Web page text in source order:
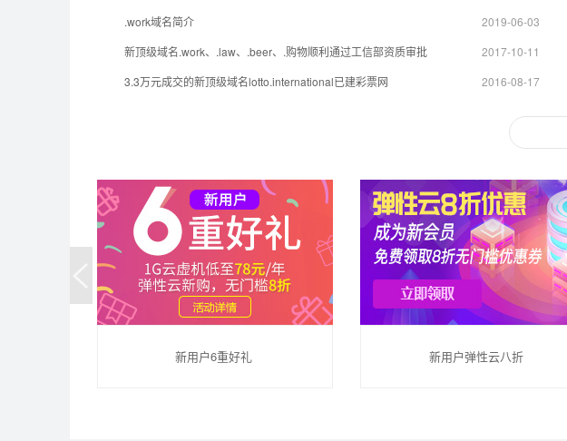
.work域名简介
2019-06-03
新顶级域名.work、.law、.beer、.购物顺利通过工信部资质审批
2017-10-11
3.3万元成交的新顶级域名lotto.international已建彩票网
2016-08-17
新用户6重好礼 新用户弹性云八折